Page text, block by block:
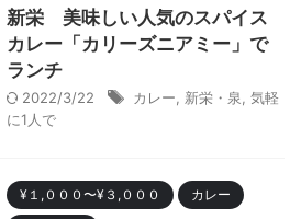
新栄 美味しい人気のスパイス
カレー「カリーズニアミー」で
ランチ
2022/3/22 カレー 新栄・泉
気軽
に1人で
¥１,０００〜¥３,０００ カレー